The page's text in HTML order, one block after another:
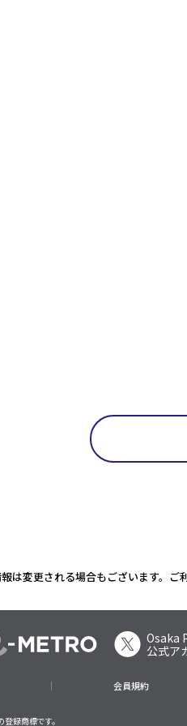
は変更される場合もございます。ご
Osaka
公式ア
会員規約
録商標です。